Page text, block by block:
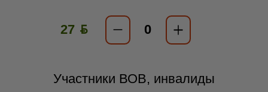
27 ƃ
Участники ВОВ, инвалиды